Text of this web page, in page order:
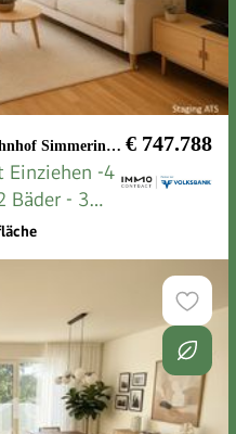
Prater, Löwygrube € 747.788
Einziehen -4
Bäder - 3